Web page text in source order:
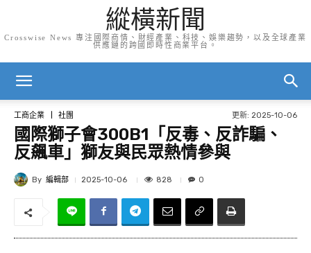
縱橫新聞
Crosswise News 專注國際商情、財經產業、科技、娛樂趨勢，以及全球產業
供應鏈的跨國即時性商業平台。
工商企業 社團 更新: 2025-10-06
國際獅子會300B1「反毒、反詐騙、
反飆車」獅友與民眾熱情參與
By 編輯部 2025-10-06 828 0